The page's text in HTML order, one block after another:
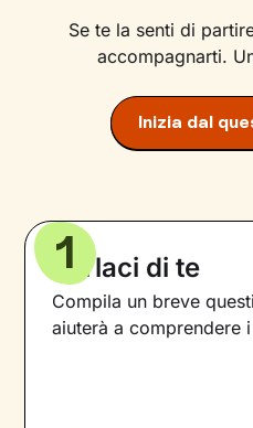
Se te la senti di
accompagnarti.
Inizia dal
Parlaci di te
Compila un breve
aiuterà a comprendere
1